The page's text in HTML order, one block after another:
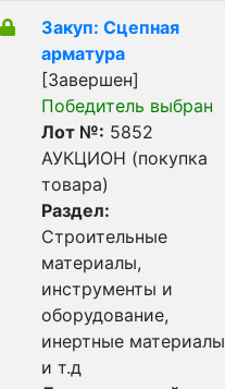
Закуп: Сцепная
арматура
[Завершен]
Победитель выбран
Лот №: 5852
АУКЦИОН (покупка
товара)
Раздел:
Строительные
материалы,
инструменты и
оборудование,
инертные материалы
и т.д